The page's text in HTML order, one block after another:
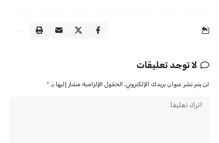
لا توجد تعليقات
لن يتم نشر عنوان بريدك الإلكتروني. الحقول الإلزامية مشار إليها بـ *